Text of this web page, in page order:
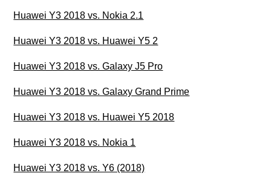
Huawei Y3 2018 vs. Nokia 2.1
Huawei Y3 2018 vs. Huawei Y5 2
Huawei Y3 2018 vs. Galaxy J5 Pro
Huawei Y3 2018 vs. Galaxy Grand Prime
Huawei Y3 2018 vs. Huawei Y5 2018
Huawei Y3 2018 vs. Nokia 1
Huawei Y3 2018 vs. Y6 (2018)